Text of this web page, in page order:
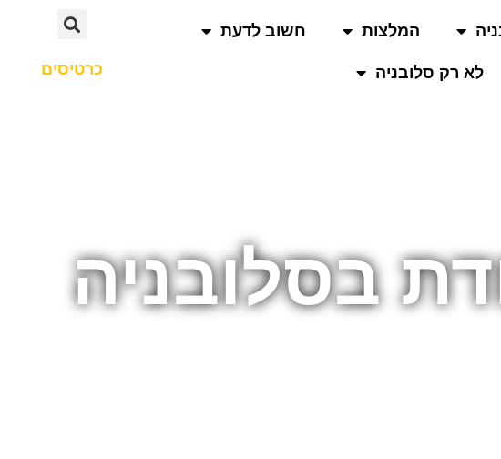
המלצות חשוב לדעת
לא רק סלובניה כרטיסים
בסלובניה